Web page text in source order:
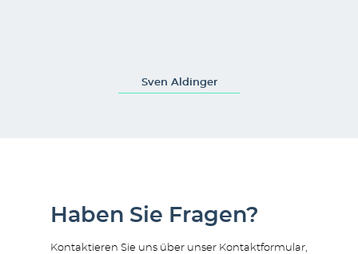
Sven Aldinger
Haben Sie Fragen?
Kontaktieren Sie uns über unser Kontaktformular,